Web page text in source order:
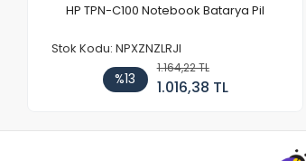
HP TPN-C100 Notebook Batarya Pil
Stok Kodu: NPXZNZLRJI
%13
1.164,22 TL
1.016,38 TL